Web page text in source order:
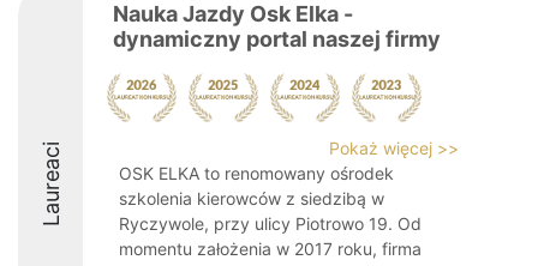
Laureaci
Nauka Jazdy Osk Elka -
dynamiczny portal naszej firmy
Pokaż więcej >>
OSK ELKA to renomowany ośrodek
szkolenia kierowców z siedzibą w
Ryczywole, przy ulicy Piotrowo 19. Od
momentu założenia w 2017 roku, firma